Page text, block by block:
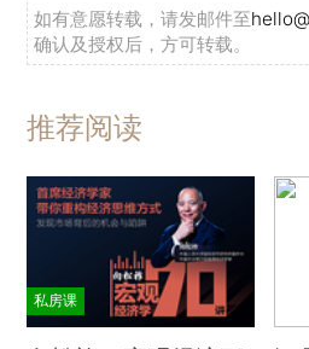
如有意愿转载，请发邮件至
确认及授权后，方可转载。
推荐阅读
私房课